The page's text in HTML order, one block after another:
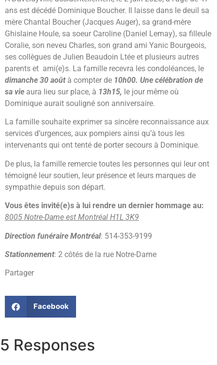
ans est décédé Dominique Boucher. Il laisse dans le deuil sa
mère Chantal Boucher (Jacques Auger), sa grand-mère
Ghislaine Houle, sa soeur Caroline (Daniel Lemay), sa filleule
Coralie, son neveu Charles, son grand ami Yanic Bourgeois,
ses collègues de Julien Beaudoin Ltée et plusieurs autres
parents et ami(e)s. La famille recevra les condoléances, le
dimanche 30 aoûtà compter de 10h00. Une célébration de
sa vie aura lieu sur place, à 13h15, le jour même où
Dominique aurait souligné son anniversaire.
La famille souhaite exprimer sa sincère reconnaissance aux
services d’urgences, aux pompiers ainsi qu’à tous les
intervenants qui ont tenté de porter secours à Dominique.
De plus, la famille remercie toutes les personnes qui leur ont
témoigné leur soutien, leur présence et leurs marques de
sympathie depuis son départ.
Vous êtes invité(e)s à lui rendre un dernier hommage au:
8005 Notre-Dame est Montréal H1L 3K9
Direction funéraire Montréal: 514-353-9199
Stationnement: 2 côtés de la rue Notre-Dame
Partager
Facebook
5 Responses